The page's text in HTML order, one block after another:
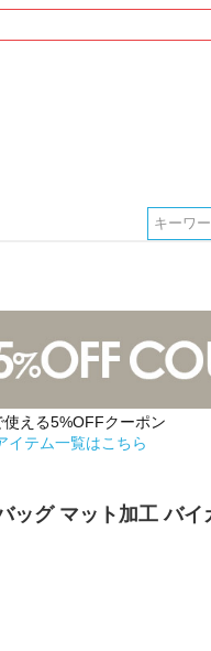
える5%OFFクーポン
イテム一覧はこちら
ッグ マット加工 バイ